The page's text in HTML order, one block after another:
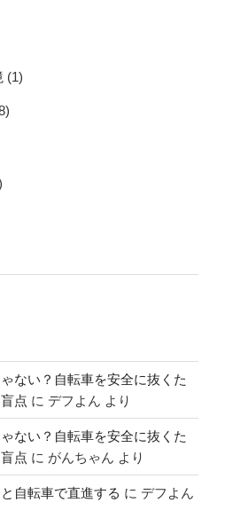
(1)
ない？自転車を安全に抜くた
点 に デフよん より
ない？自転車を安全に抜くた
点 に がんちゃん より
自転車で直進する に デフよん